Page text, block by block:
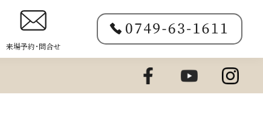
来場予約･問合せ